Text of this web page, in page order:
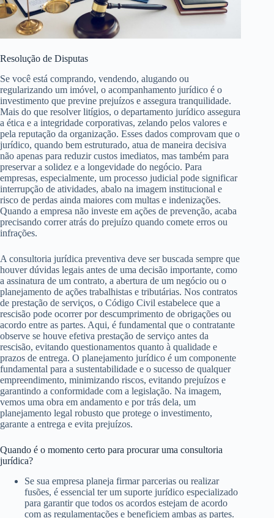
Resolução de Disputas
Se você está comprando, vendendo, alugando ou
regularizando um imóvel, o acompanhamento jurídico é o
investimento que previne prejuízos e assegura tranquilidade.
Mais do que resolver litígios, o departamento jurídico assegura
a ética e a integridade corporativas, zelando pelos valores e
pela reputação da organização. Esses dados comprovam que o
jurídico, quando bem estruturado, atua de maneira decisiva
não apenas para reduzir custos imediatos, mas também para
preservar a solidez e a longevidade do negócio. Para
empresas, especialmente, um processo judicial pode significar
interrupção de atividades, abalo na imagem institucional e
risco de perdas ainda maiores com multas e indenizações.
Quando a empresa não investe em ações de prevenção, acaba
precisando correr atrás do prejuízo quando comete erros ou
infrações.
A consultoria jurídica preventiva deve ser buscada sempre que
houver dúvidas legais antes de uma decisão importante, como
a assinatura de um contrato, a abertura de um negócio ou o
planejamento de ações trabalhistas e tributárias. Nos contratos
de prestação de serviços, o Código Civil estabelece que a
rescisão pode ocorrer por descumprimento de obrigações ou
acordo entre as partes. Aqui, é fundamental que o contratante
observe se houve efetiva prestação de serviço antes da
rescisão, evitando questionamentos quanto à qualidade e
prazos de entrega. O planejamento jurídico é um componente
fundamental para a sustentabilidade e o sucesso de qualquer
empreendimento, minimizando riscos, evitando prejuízos e
garantindo a conformidade com a legislação. Na imagem,
vemos uma obra em andamento e por trás dela, um
planejamento legal robusto que protege o investimento,
garante a entrega e evita prejuízos.
Quando é o momento certo para procurar uma consultoria
jurídica?
Se sua empresa planeja firmar parcerias ou realizar
fusões, é essencial ter um suporte jurídico especializado
para garantir que todos os acordos estejam de acordo
com as regulamentações e beneficiem ambas as partes.